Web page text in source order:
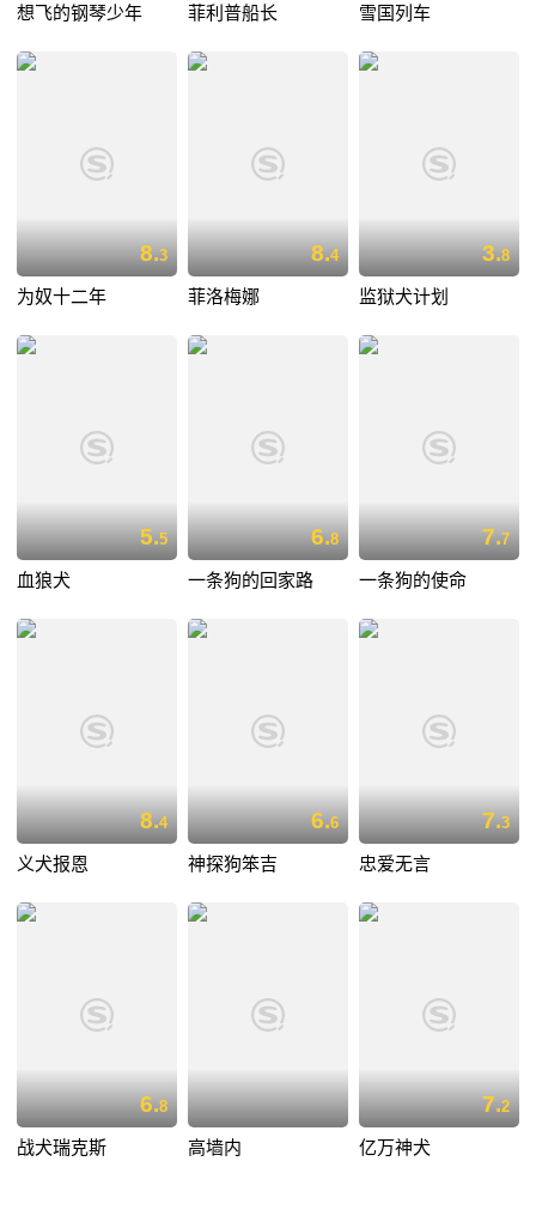
想飞的钢琴少年 菲利普船长 雪国列车
8.3
为奴十二年
8.4
菲洛梅娜
3.8
监狱犬计划
5.5
血狼犬
6.8
一条狗的回家路
7.7
一条狗的使命
8.4
义犬报恩
6.6
神探狗笨吉
7.3
忠爱无言
6.8
战犬瑞克斯 高墙内
7.2
亿万神犬